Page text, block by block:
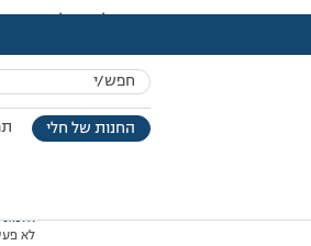
Search
for:החנות של חלי
עמוד הבית>דיונים>פורום>בייגלה 99 קלוריות
מוצגות 1 תגובות (מתוך 1 סה״כ)
06/01/2013
לא